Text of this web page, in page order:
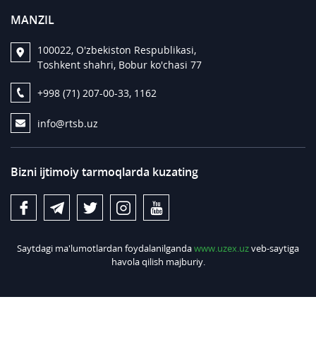
MANZIL
100022, O'zbekiston Respublikasi,
Toshkent shahri, Bobur ko'chasi 77
+998 (71) 207-00-33, 1162
info@rtsb.uz
Bizni ijtimoiy tarmoqlarda kuzating
Saytdagi ma'lumotlardan foydalanilgandawww.uzex.uzveb-saytiga
havola qilish majburiy.